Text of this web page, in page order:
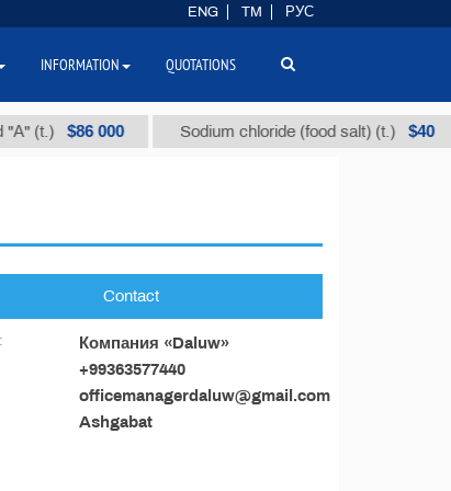
(t.) $86 000 Sodium chloride (food salt) (t.) $40
Contact
Компания «Daluw»
+99363577440
officemanagerdaluw@gmail.com
Ashgabat
ENG TM РУС
INFORMATION QUOTATIONS